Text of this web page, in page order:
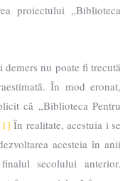
proiectului „Biblioteca
nu poate fi trecută
În mod eronat,
că „Biblioteca Pentru
În realitate, acestuia i se
acesteia în anii
secolului anterior.